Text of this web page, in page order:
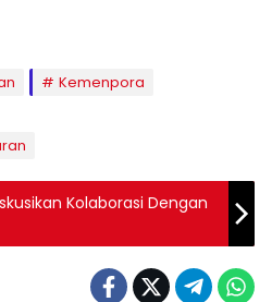
Kemenpora
Kolaborasi Dengan